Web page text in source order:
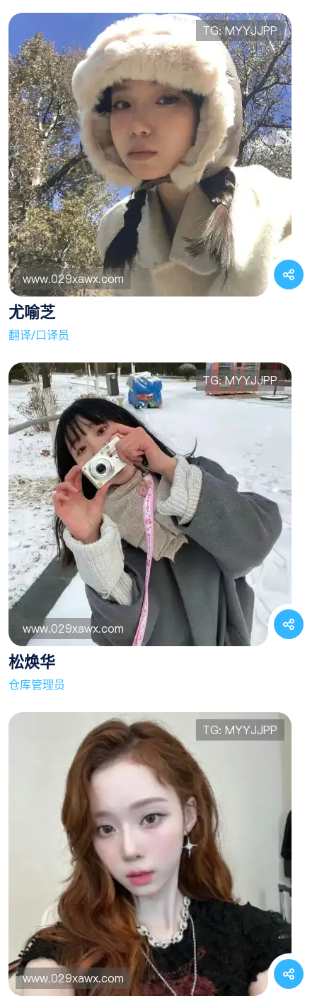
尤喻芝
翻译/口译员
松焕华
仓库管理员